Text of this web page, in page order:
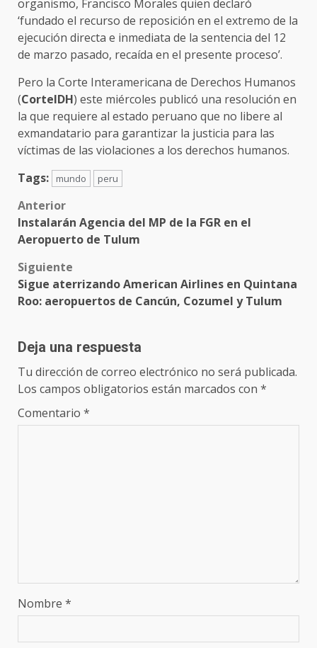
organismo, Francisco Morales quien declaró
‘fundado el recurso de reposición en el extremo de la
ejecución directa e inmediata de la sentencia del 12
de marzo pasado, recaída en el presente proceso’.
Pero la Corte Interamericana de Derechos Humanos
(CorteIDH) este miércoles publicó una resolución en
la que requiere al estado peruano que no libere al
exmandatario para garantizar la justicia para las
víctimas de las violaciones a los derechos humanos.
Tags:
mundo peru
Post
navigation
Anterior
Instalarán Agencia del MP de la FGR en el
Aeropuerto de Tulum
Siguiente
Sigue aterrizando American Airlines en Quintana
Roo: aeropuertos de Cancún, Cozumel y Tulum
Deja una respuesta
Tu dirección de correo electrónico no será publicada.
Los campos obligatorios están marcados con *
Comentario *
Nombre *